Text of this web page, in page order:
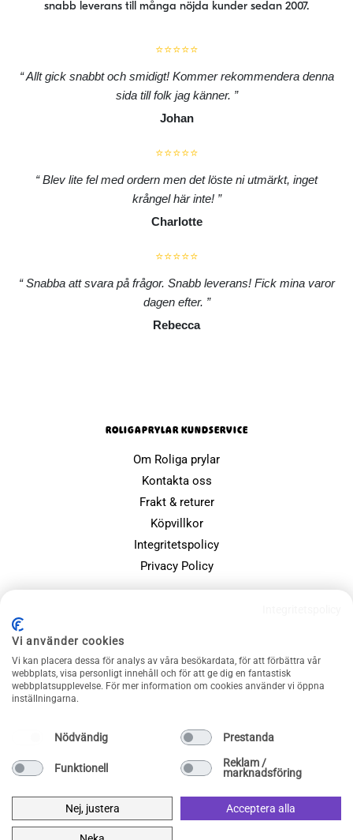
snabb leverans till många nöjda kunder sedan 2007.
⭐⭐⭐⭐⭐
Allt gick snabbt och smidigt! Kommer rekommendera denna
sida till folk jag känner.
Johan
⭐⭐⭐⭐⭐
Blev lite fel med ordern men det löste ni utmärkt, inget
krångel här inte!
Charlotte
⭐⭐⭐⭐⭐
Snabba att svara på frågor. Snabb leverans! Fick mina varor
dagen efter.
Rebecca
ROLIGAPRYLAR KUNDSERVICE
Om Roliga prylar
Kontakta oss
Frakt & returer
Köpvillkor
Integritetspolicy
Privacy Policy
Julklappsspelet
Merchandise
Vi använder cookies
Vi kan placera dessa för analys av våra besökardata, för att förbättra vår
webbplats, visa personligt innehåll och för att ge dig en fantastisk
webbplatsupplevelse. För mer information om cookies använder vi öppna
inställningarna.
Nödvändig Prestanda
Funktionell
Reklam /
marknadsföring
Nej, justera Acceptera alla